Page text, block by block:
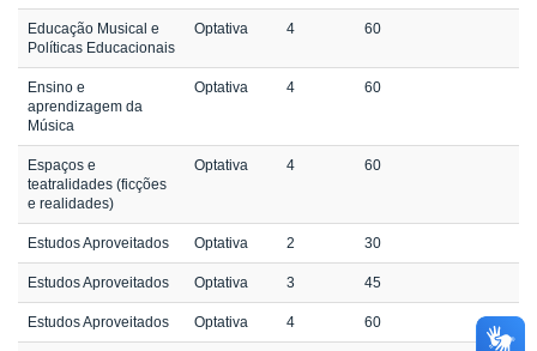
Educação Musical e
Políticas Educacionais
Optativa 4 60
Ensino e
aprendizagem da
Música
Optativa 4 60
Espaços e
teatralidades (ficções
e realidades)
Optativa 4 60
Estudos Aproveitados Optativa 2 30
Estudos Aproveitados Optativa 3 45
Estudos Aproveitados Optativa 4 60